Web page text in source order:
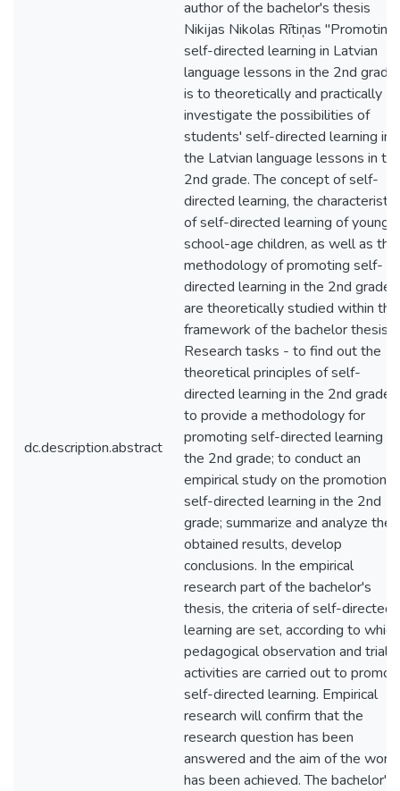
dc.description.abstract
author of the bachelor's thesis
Nikijas Nikolas Rītiņas "Promoting
self-directed learning in Latvian
language lessons in the 2nd
is to theoretically and practically
investigate the possibilities of
students' self-directed learning in
the Latvian language lessons in
2nd grade. The concept of self-
directed learning, the
of self-directed learning of
school-age children, as well as the
methodology of promoting self-
directed learning in the 2nd grade
are theoretically studied within the
framework of the bachelor thesis.
Research tasks - to find out the
theoretical principles of self-
directed learning in the 2nd grade;
to provide a methodology for
promoting self-directed learning in
the 2nd grade; to conduct an
empirical study on the promotion
self-directed learning in the 2nd
grade; summarize and analyze the
obtained results, develop
conclusions. In the empirical
research part of the bachelor's
thesis, the criteria of self-directed
learning are set, according to which
pedagogical observation and trial
activities are carried out to
self-directed learning. Empirical
research will confirm that the
research question has been
answered and the aim of the work
has been achieved. The bachelor's